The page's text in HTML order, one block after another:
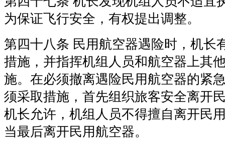
为保证飞行安全，有权提出调整。
第四十八条 民用航空器遇险时，机长
措施，并指挥机组人员和航空器上其
施。在必须撤离遇险民用航空器的紧
须采取措施，首先组织旅客安全离开
机长允许，机组人员不得擅自离开民
当最后离开民用航空器。